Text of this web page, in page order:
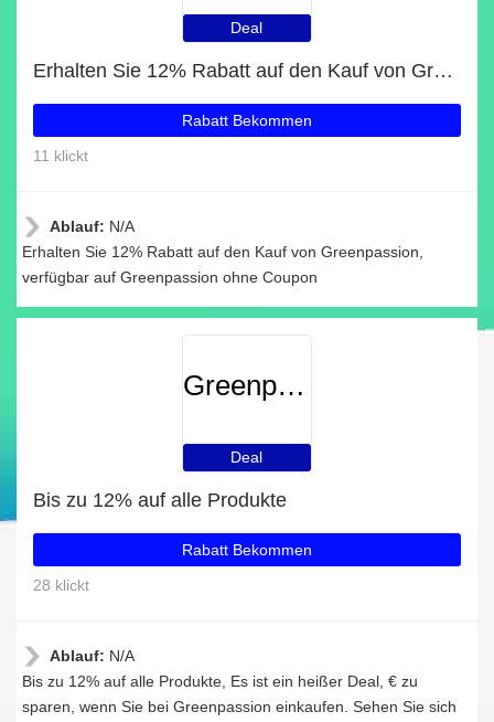
Deal
Erhalten Sie 12% Rabatt auf den Kauf von Greenpassion
Rabatt Bekommen
11 klickt
Ablauf: N/A
Erhalten Sie 12% Rabatt auf den Kauf von Greenpassion,
verfügbar auf Greenpassion ohne Coupon
Greenpassion
Deal
Bis zu 12% auf alle Produkte
Rabatt Bekommen
28 klickt
Ablauf: N/A
Bis zu 12% auf alle Produkte, Es ist ein heißer Deal, € zu
sparen, wenn Sie bei Greenpassion einkaufen. Sehen Sie sich